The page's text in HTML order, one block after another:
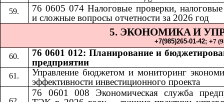
76 0605 074 Налоговые проверки,
и сложные вопросы отчетности за 2026 год
5. ЭКОНОМИКА И
+7(985)265-01-42;​​+7
76 0601 012: Планирование и
предприятии
Управление бюджетом и мониторинг
эффективности инвестиционного проекта
76 0601 008 Экономическая служба